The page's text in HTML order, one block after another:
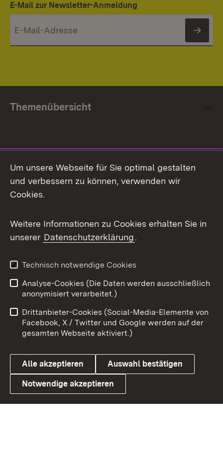
E-Mail zur Newsletter-Anmeldung
Themenübersicht
Facebook
X / Twitter
Youtube
Link zum Landesportal
Impressum
Kontakt
Barrierefreiheit
Datenschutz
Cookies
Um unsere Webseite für Sie optimal gestalten
und verbessern zu können, verwenden wir
Cookies.
Weitere Informationen zu Cookies erhalten Sie in
unserer Datenschutzerklärung.
Technisch notwendige Cookies
Analyse-Cookies (Die Daten werden ausschließlich
anonymisiert verarbeitet.)
Drittanbieter-Cookies (Social-Media-Elemente von
Facebook, X / Twitter und Google werden auf der
gesamten Webseite aktiviert.)
Alle akzeptieren Auswahl bestätigen
Notwendige akzeptieren